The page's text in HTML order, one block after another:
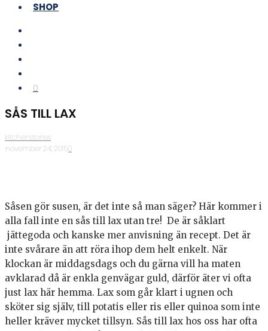
SHOP
0
SÅS TILL LAX
kitchenstories
·november 24, 2015·0
Såsen gör susen, är det inte så man säger? Här kommer i
alla fall inte en sås till lax utan tre! De är såklart
jättegoda och kanske mer anvisning än recept. Det är
inte svårare än att röra ihop dem helt enkelt. När
klockan är middagsdags och du gärna vill ha maten
avklarad då är enkla genvägar guld, därför äter vi ofta
just lax här hemma. Lax som går klart i ugnen och
sköter sig själv, till potatis eller ris eller quinoa som inte
heller kräver mycket tillsyn. Sås till lax hos oss har ofta